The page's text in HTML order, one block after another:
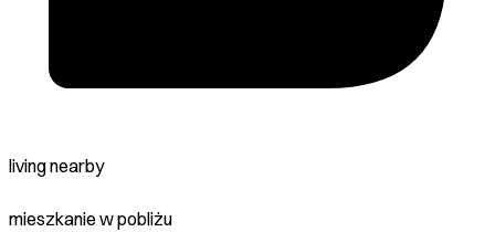
living nearby
mieszkanie w pobliżu